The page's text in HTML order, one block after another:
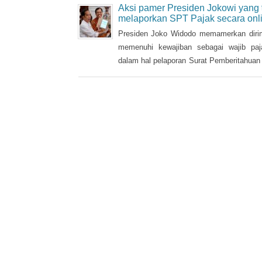
menunggu pengesahan DPR. Kalau tidak
disahkan di akhir bulan ini. Artinya
pengampunan pajak tersebut dapat
Aksi pamer Presiden Jokowi yang
melaporkan SPT Pajak secara
Presiden Joko Widodo memamerkan
memenuhi kewajiban sebagai wajib
dalam hal pelaporan Surat Pemberitahuan